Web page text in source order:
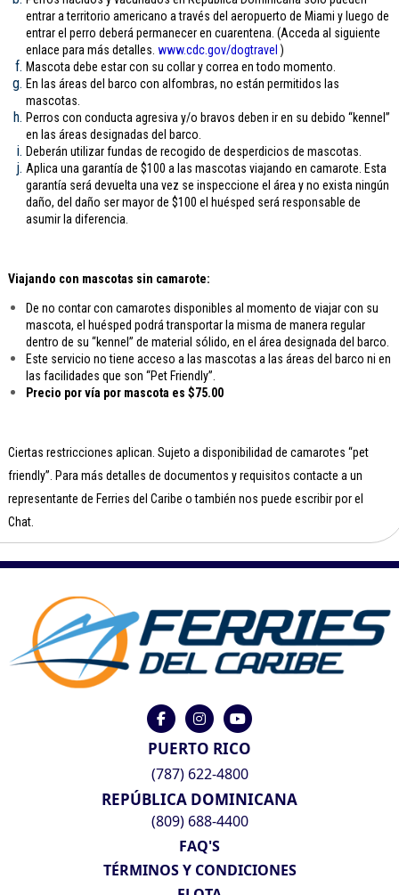
entrar a territorio americano a través del aeropuerto de Miami y luego de
entrar el perro deberá permanecer en cuarentena. (Acceda al siguiente
enlace para más detalles. www.cdc.gov/dogtravel )
Mascota debe estar con su collar y correa en todo momento.
En las áreas del barco con alfombras, no están permitidos las
mascotas.
Perros con conducta agresiva y/o bravos deben ir en su debido “kennel”
en las áreas designadas del barco.
Deberán utilizar fundas de recogido de desperdicios de mascotas.
Aplica una garantía de $100 a las mascotas viajando en camarote. Esta
garantía será devuelta una vez se inspeccione el área y no exista ningún
daño, del daño ser mayor de $100 el huésped será responsable de
asumir la diferencia.
Viajando con mascotas sin camarote:
De no contar con camarotes disponibles al momento de viajar con su
mascota, el huésped podrá transportar la misma de manera regular
dentro de su “kennel” de material sólido, en el área designada del barco.
Este servicio no tiene acceso a las mascotas a las áreas del barco ni en
las facilidades que son “Pet Friendly”.
Precio por vía por mascota es $75.00
Ciertas restricciones aplican. Sujeto a disponibilidad de camarotes “pet
friendly”. Para más detalles de documentos y requisitos contacte a un
representante de Ferries del Caribe o también nos puede escribir por el
Chat.
PUERTO RICO
(787) 622-4800
REPÚBLICA DOMINICANA
(809) 688-4400
FAQ'S
TÉRMINOS Y CONDICIONES